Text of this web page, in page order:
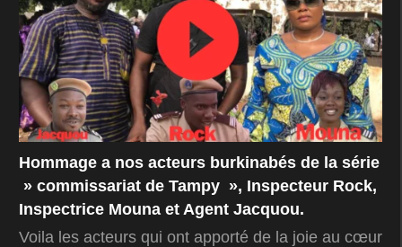
Hommage a nos acteurs burkinabés de la série
» commissariat de Tampy », Inspecteur Rock,
Inspectrice Mouna et Agent Jacquou.
Voila les acteurs qui ont apporté de la joie au cœur